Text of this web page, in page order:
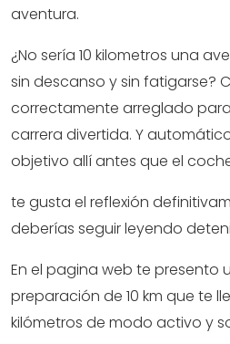
aventura.
¿No sería 10 kilometros una
sin descanso y sin fatigarse?
correctamente arreglado
carrera divertida. Y
objetivo allí antes que el
te gusta el reflexión
deberías seguir leyendo
En el pagina web te presento
preparación de 10 km que te
kilómetros de modo activo y